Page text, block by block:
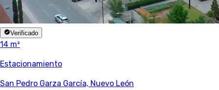
Verificado
14 m²
Estacionamiento
San Pedro Garza García, Nuevo León